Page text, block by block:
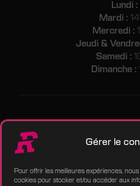
Gérer le
Pour offrir les meilleures expériences,
cookies pour stocker et/ou accéder aux
Lundi :
Mardi :
Mercredi :
Jeudi &
Samedi :
Dimanche :
CARTES